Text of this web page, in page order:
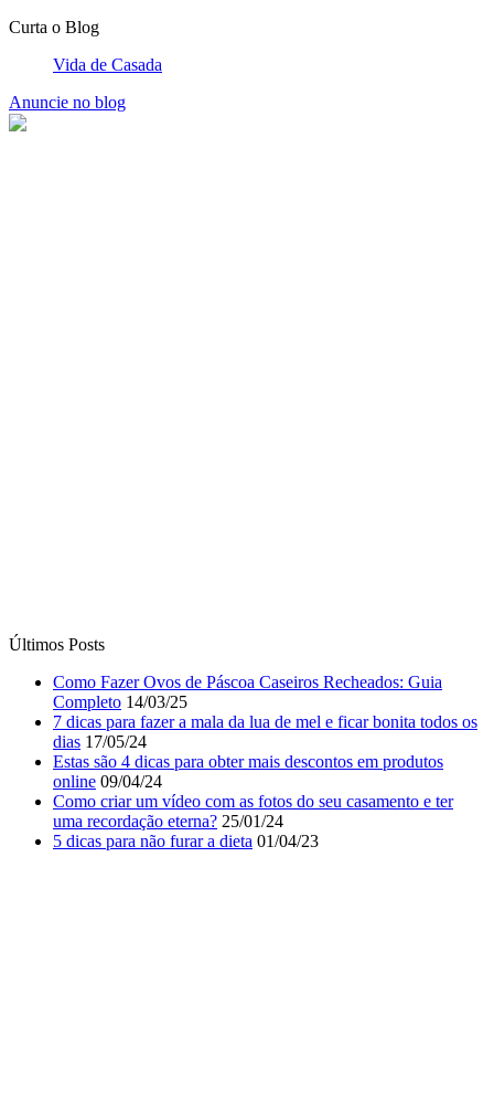
Curta o Blog
Vida de Casada
Anuncie no blog
Últimos Posts
Como Fazer Ovos de Páscoa Caseiros Recheados: Guia
Completo 14/03/25
7 dicas para fazer a mala da lua de mel e ficar bonita todos os
dias 17/05/24
Estas são 4 dicas para obter mais descontos em produtos
online 09/04/24
Como criar um vídeo com as fotos do seu casamento e ter
uma recordação eterna? 25/01/24
5 dicas para não furar a dieta 01/04/23